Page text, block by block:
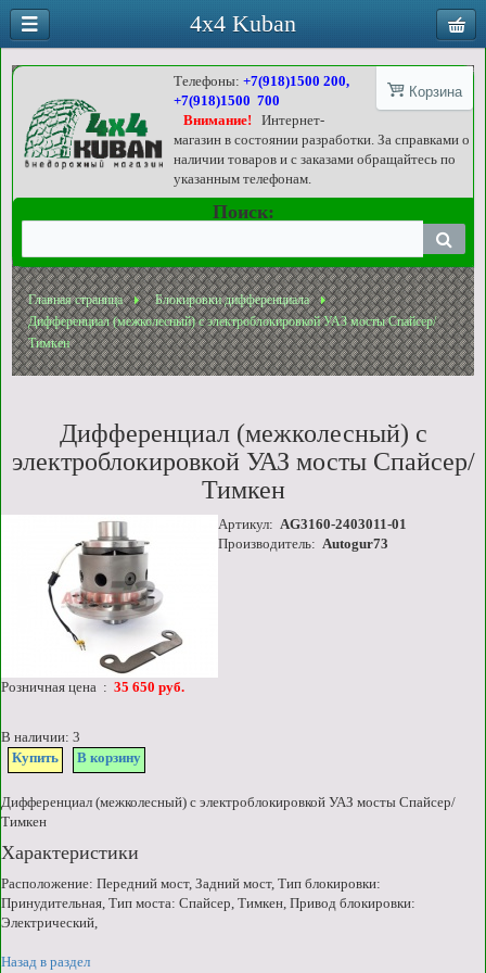
Корзина
Телефоны:+7(918)1500 200,
+7(918)1500 700
Внимание!
Интернет-
магазин в состоянии разработки. За справками о
наличии товаров и с заказами обращайтесь по
указанным телефонам.
Поиск:
Главная страница
Блокировки дифференциала
Дифференциал (межколесный) с электроблокировкой УАЗ мосты Спайсер/
Тимкен
Дифференциал (межколесный) с
электроблокировкой УАЗ мосты Спайсер/
Тимкен
Артикул: AG3160-2403011-01
Производитель: Autogur73
Розничная цена : 35 650 руб.
В наличии: 3
Купить
В корзину
Дифференциал (межколесный) с электроблокировкой УАЗ мосты Спайсер/
Тимкен
Характеристики
Расположение: Передний мост, Задний мост, Тип блокировки:
Принудительная, Тип моста: Спайсер, Тимкен, Привод блокировки:
Электрический,
Назад в раздел
4x4 Kuban